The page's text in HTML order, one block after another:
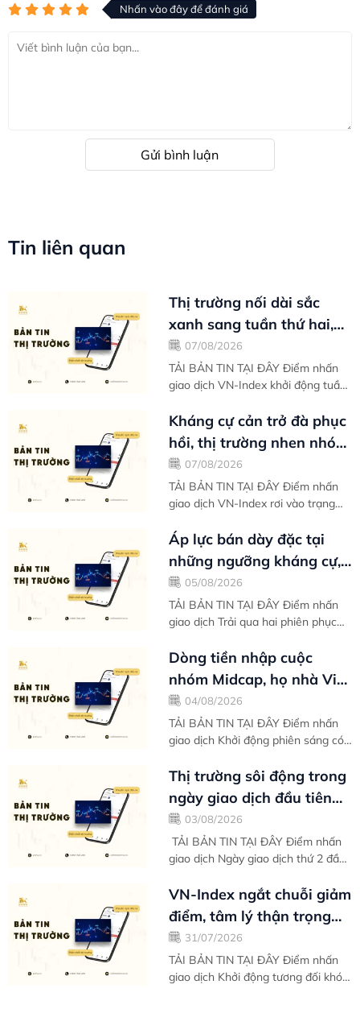
Nhấn vào đây để đánh giá
Gửi bình luận
Tin liên quan
Thị trường nối dài sắc
xanh sang tuần thứ hai,
cung cầu giằng co tại
ngưỡng...
07/08/2026
TẢI BẢN TIN TẠI ĐÂY Điểm nhấn
giao dịch VN-Index khởi động tuần
phục hồi mạnh mẽ kể từ vùng đáy
ngắn hạn...
Kháng cự cản trở đà phục
hồi, thị trường nhen nhóm
ý định tìm kiếm đáy thứ
hai -...
07/08/2026
TẢI BẢN TIN TẠI ĐÂY Điểm nhấn
giao dịch VN-Index rơi vào trạng
tiếp khi thị trường đánh mất xung
lực...
Áp lực bán dày đặc tại
những ngưỡng kháng cự,
VN-Index nghỉ chân sau
nỗ lực phục...
05/08/2026
TẢI BẢN TIN TẠI ĐÂY Điểm nhấn
giao dịch Trải qua hai phiên phục
tạm nghỉ chân khi áp lực chốt lời
có...
Dòng tiền nhập cuộc
nhóm Midcap, họ nhà Vin
gồng gánh biên độ tăng
điểm toàn thị...
04/08/2026
TẢI BẢN TIN TẠI ĐÂY Điểm nhấn
giao dịch Khởi động phiên sáng có
giao dịch về sau VN-Index càng
cho thấy...
Thị trường sôi động trong
ngày giao dịch đầu tiên
của tháng mới - Bản tin
thị...
03/08/2026
TẢI BẢN TIN TẠI ĐÂY Điểm nhấn
giao dịch Ngày giao dịch thứ 2 đầu
sắc xanh giúp VN-Index chinh phục
hoàn...
VN-Index ngắt chuỗi giảm
điểm, tâm lý thận trọng
khiến kết tuần chưa trọn
vẹn -...
31/07/2026
TẢI BẢN TIN TẠI ĐÂY Điểm nhấn
giao dịch Khởi động tương đối khó